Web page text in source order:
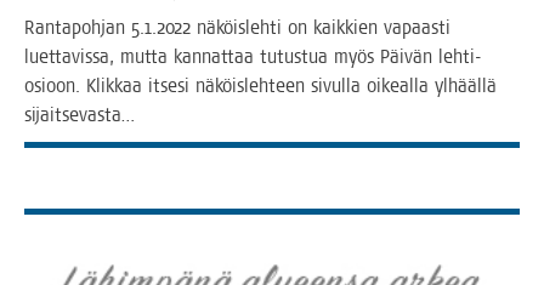
Ran­ta­poh­jan 5.1.2022 näköis­leh­ti on kaik­kien vapaas­ti
luet­ta­vis­sa, mut­ta kan­nat­taa tutus­tua myös Päi­vän leh­­ti-
osioon. Klik­kaa itse­si näköis­leh­teen sivul­la oikeal­la ylhääl­lä
sijaitsevasta…